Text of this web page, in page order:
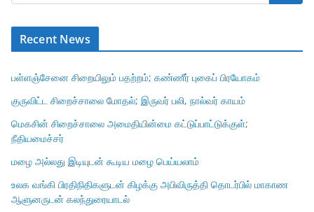
Recent News
பள்ளஞ்சேனை சிறையிலும் பதற்றம்; கண்ணீர் புகைப் பிரயோகம்
குருவிட்ட சிறைச்சாலை மோதல்; இருவர் பலி, நால்வர் காயம்
மெகசின் சிறைச்சாலை அமைதியின்மை கட்டுப்பாட்டுக்குள்;
நீதியமைச்சர்
மழை அல்லது இடியுடன் கூடிய மழை பெய்யலாம்
உலக வங்கி பிரதிநிதிகளுடன் கிழக்கு அபிவிருத்தி தொடர்பில் மாகாண
ஆளுனருடன் கலந்துரையாடல்